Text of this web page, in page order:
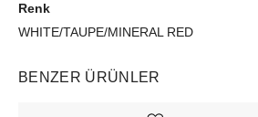
Renk
WHITE/TAUPE/MINERAL RED
BENZER ÜRÜNLER